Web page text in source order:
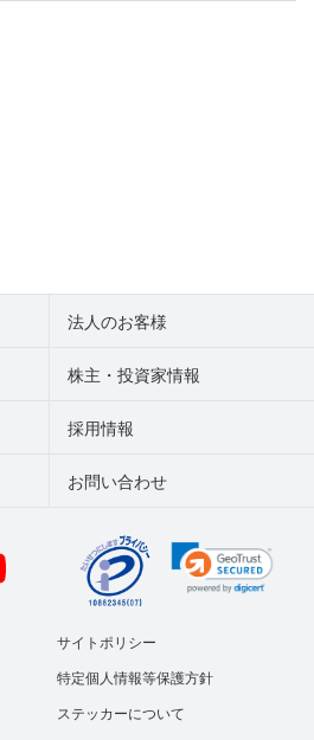
法人のお客様
株主・投資家情報
お問い合わせ
採用情報
サイトポリシー
特定個人情報等保護方針
ステッカーについて